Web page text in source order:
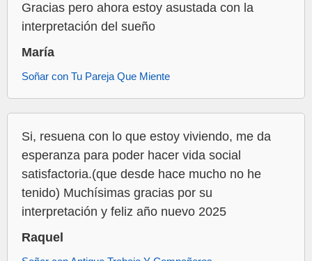
Gracias pero ahora estoy asustada con la
interpretación del sueño
María
Soñar con Tu Pareja Que Miente
Si, resuena con lo que estoy viviendo, me da
esperanza para poder hacer vida social
satisfactoria.(que desde hace mucho no he
tenido) Muchísimas gracias por su
interpretación y feliz año nuevo 2025
Raquel